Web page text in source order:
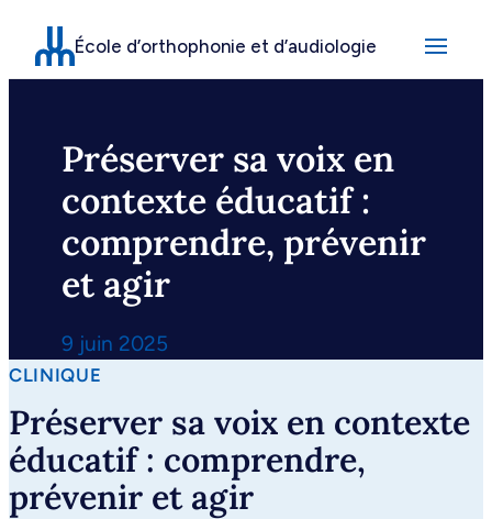
Aller
contenu
École d’orthophonie et d’audiologie
Préserver sa voix en
contexte éducatif :
comprendre, prévenir
et agir
9 juin 2025
CLINIQUE
Préserver sa voix en contexte
éducatif : comprendre,
prévenir et agir